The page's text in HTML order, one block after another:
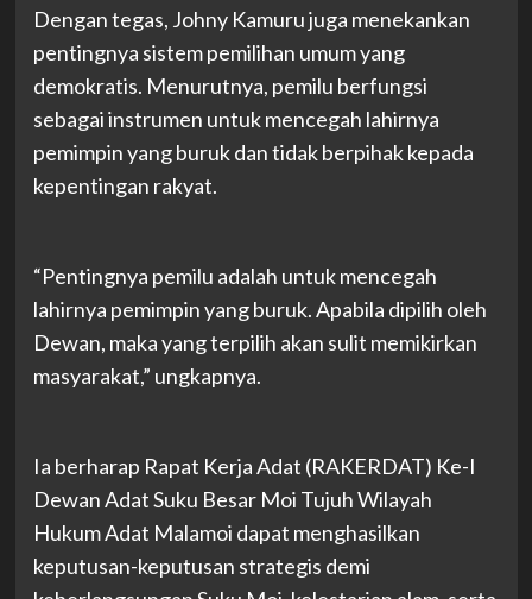
Dengan tegas, Johny Kamuru juga menekankan
pentingnya sistem pemilihan umum yang
demokratis. Menurutnya, pemilu berfungsi
sebagai instrumen untuk mencegah lahirnya
pemimpin yang buruk dan tidak berpihak kepada
kepentingan rakyat.
“Pentingnya pemilu adalah untuk mencegah
lahirnya pemimpin yang buruk. Apabila dipilih oleh
Dewan, maka yang terpilih akan sulit memikirkan
masyarakat,” ungkapnya.
Ia berharap Rapat Kerja Adat (RAKERDAT) Ke-I
Dewan Adat Suku Besar Moi Tujuh Wilayah
Hukum Adat Malamoi dapat menghasilkan
keputusan-keputusan strategis demi